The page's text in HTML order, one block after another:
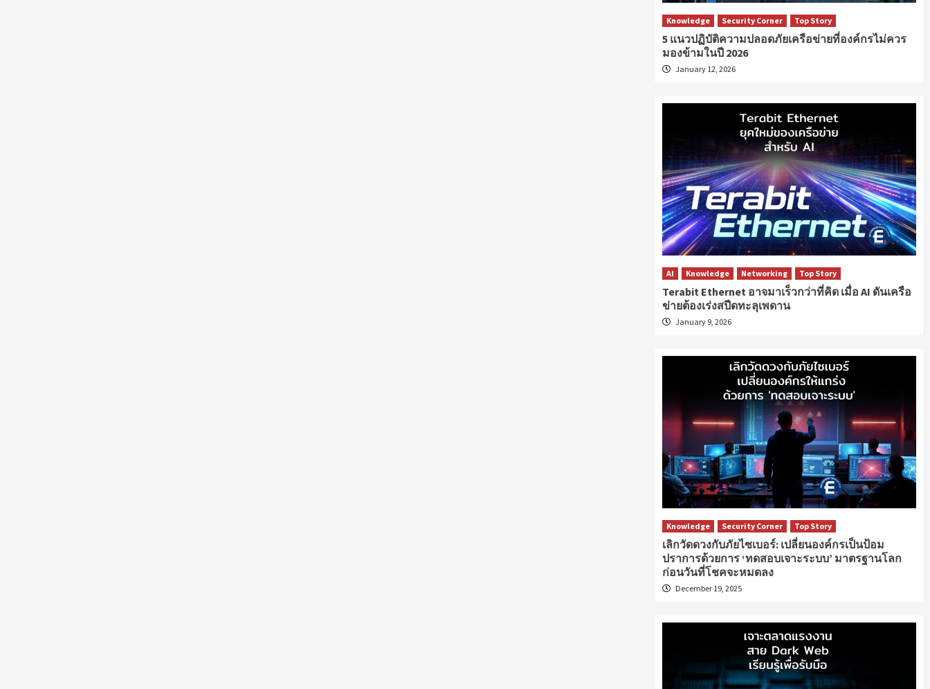
Knowledge Security Corner Top Story
5 แนวปฏิบัติความปลอดภัยเครือข่ายที่องค์กรไม่ควร
มองข้ามในปี 2026
January 12, 2026
AI Knowledge Networking Top Story
Terabit Ethernet อาจมาเร็วกว่าที่คิด เมื่อ AI ดันเครือ
ข่ายต้องเร่งสปีดทะลุเพดาน
January 9, 2026
Knowledge Security Corner Top Story
เลิกวัดดวงกับภัยไซเบอร์: เปลี่ยนองค์กรเป็นป้อม
ปราการด้วยการ ‘ทดสอบเจาะระบบ’ มาตรฐานโลก
ก่อนวันที่โชคจะหมดลง
December 19, 2025